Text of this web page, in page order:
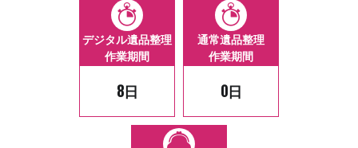
デジタル遺品整理
作業期間
8日
通常遺品整理
作業期間
0日